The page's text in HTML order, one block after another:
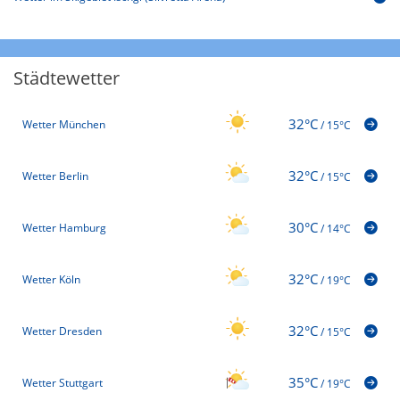
Städtewetter
Wetter München 32°C/15°C
Wetter Berlin 32°C/15°C
Wetter Hamburg 30°C/14°C
Wetter Köln 32°C/19°C
Wetter Dresden 32°C/15°C
Wetter Stuttgart 35°C/19°C